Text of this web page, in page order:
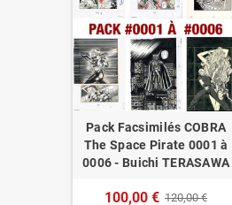
Pack Facsimilés COBRA
The Space Pirate 0001 à
0006 - Buichi TERASAWA
100,00 € 120,00 €